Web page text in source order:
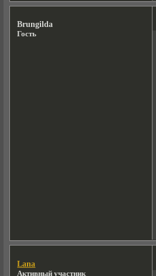
Brungilda
Гость
Lana
Активный участник